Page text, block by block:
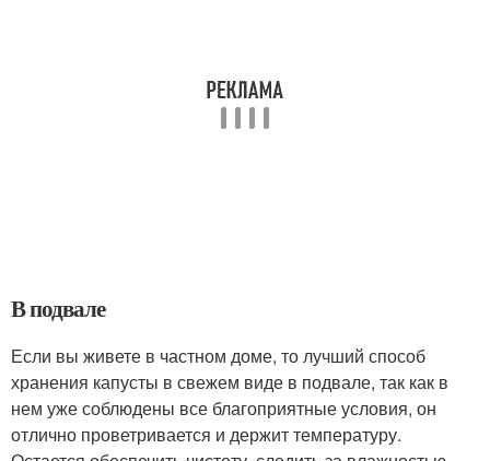
В подвале
Если вы живете в частном доме, то лучший способ
хранения капусты в свежем виде в подвале, так как в
нем уже соблюдены все благоприятные условия, он
отлично проветривается и держит температуру.